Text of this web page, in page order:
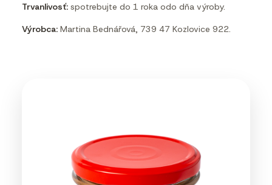
Trvanlivosť: spotrebujte do 1 roka odo dňa výroby.
Výrobca: Martina Bednářová, 739 47 Kozlovice 922.